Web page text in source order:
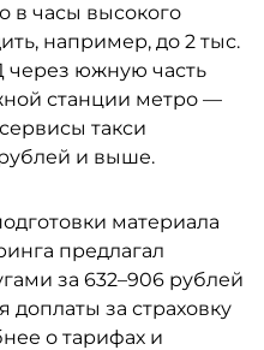
в часы высокого
например, до 2 тыс.
через южную часть
станции метро —
такси
и выше.
материала
предлагал
за 632–906 рублей
доплаты за страховку
о тарифах и